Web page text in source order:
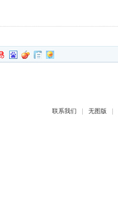
联系我们 | 无图版 |